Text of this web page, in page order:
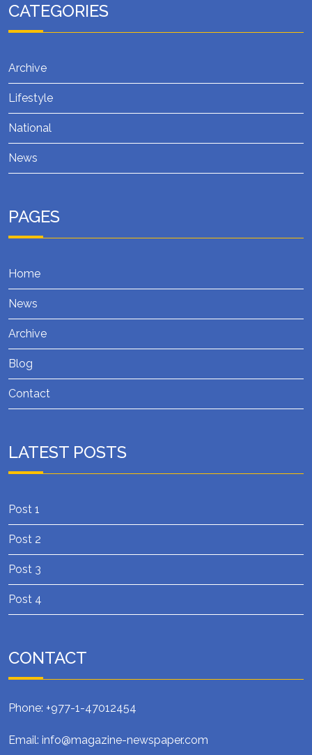
CATEGORIES
Archive
Lifestyle
National
News
PAGES
Home
News
Archive
Blog
Contact
LATEST POSTS
Post 1
Post 2
Post 3
Post 4
CONTACT
Phone: +977-1-47012454
Email: info@magazine-newspaper.com